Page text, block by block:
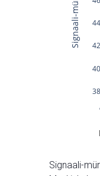
Signaali-